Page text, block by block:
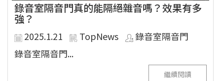
錄音室隔音門真的能隔絕雜音嗎？效果有多
強？
2025.1.21 TopNews
錄音室隔音門
錄音室隔音門...
繼續閱讀